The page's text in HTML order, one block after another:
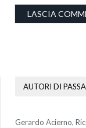
AUTORI DI
Gerardo Acierno,